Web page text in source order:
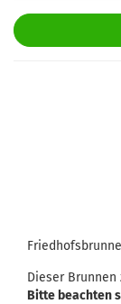
Dieser
Bitte beachten